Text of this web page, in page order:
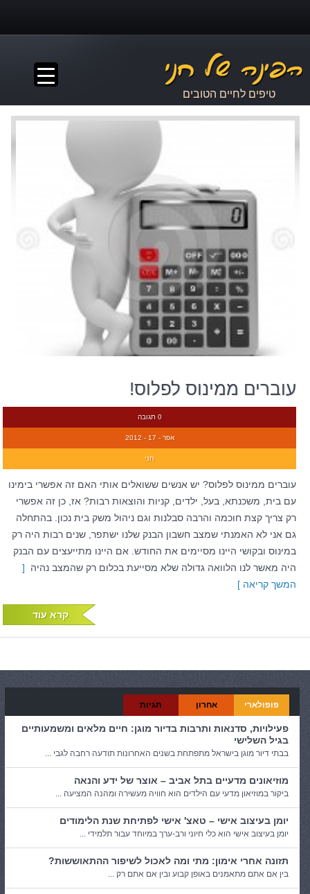
טיפים לחיים הטובים
עוברים ממינוס לפלוס!
0 תגובה
אפר - 17 - 2012
חני
עוברים ממינוס לפלוס? יש אנשים ששואלים אותי האם זה אפשרי בימינו
עם בית, משכנתא, בעל, ילדים, קניות והוצאות רבות? אז, כן זה אפשרי
רק צריך קצת חוכמה והרבה סבלנות וגם ניהול משק בית נכון. בהתחלה
גם אני לא האמנתי שמצב חשבון הבנק שלנו ישתפר, שנים רבות היה רק
במינוס ובקושי היינו מסיימים את החודש. אם היינו מתייעצים עם הבנק
היה מאשר לנו הלוואה גדולה שלא מסייעת בכלום רק שהמצב נהיה [
המשך קריאה ]
קרא עוד
פופולארי אחרון תגיות
פעילויות, סדנאות ותרבות בדיור מוגן: חיים מלאים ומשמעותיים
בגיל השלישי
בבתי דיור מוגן בישראל מתפתחת בשנים האחרונות תודעה רחבה לגבי ...
מוזיאונים מדעיים בתל אביב – אוצר של ידע והנאה
ביקור במוזיאון מדעי עם הילדים הוא חוויה מעשירה ומהנה המציעה ...
יומן בעיצוב אישי – טאצ' אישי לפתיחת שנת הלימודים
יומן בעיצוב אישי הוא כלי חיוני ורב-ערך במיוחד עבור תלמידי ...
תזונה אחרי אימון: מתי ומה לאכול לשיפור ההתאוששות?
בין אם אתם מתאמנים באופן קבוע ובין אם אתם רק ...